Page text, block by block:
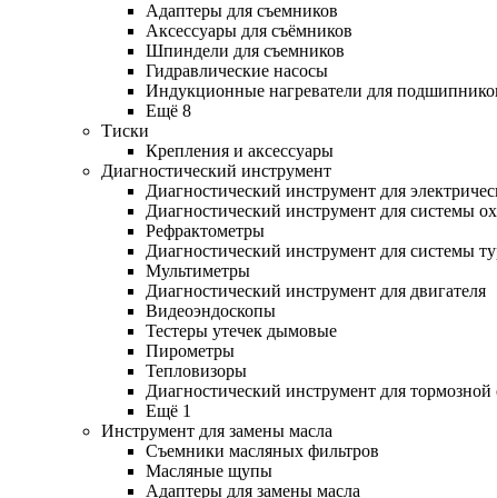
Адаптеры для съемников
Аксессуары для съёмников
Шпиндели для съемников
Гидравлические насосы
Индукционные нагреватели для
Ещё 8
Тиски
Крепления и аксессуары
Диагностический инструмент
Диагностический инструмент для
Диагностический инструмент для системы
Рефрактометры
Диагностический инструмент для системы
Мультиметры
Диагностический инструмент для двигателя
Видеоэндоскопы
Тестеры утечек дымовые
Пирометры
Тепловизоры
Диагностический инструмент для
Ещё 1
Инструмент для замены масла
Съемники масляных фильтров
Масляные щупы
Адаптеры для замены масла